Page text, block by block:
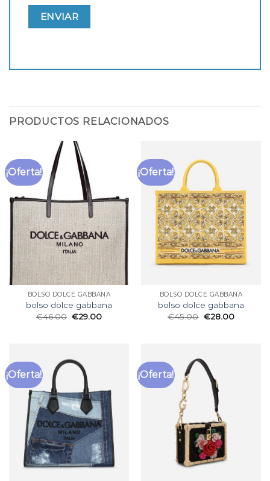
PRODUCTOS RELACIONADOS
¡Oferta!
BOLSO DOLCE GABBANA
bolso dolce gabbana
€46.00 €29.00
¡Oferta!
BOLSO DOLCE GABBANA
bolso dolce gabbana
€45.00 €28.00
¡Oferta! ¡Oferta!